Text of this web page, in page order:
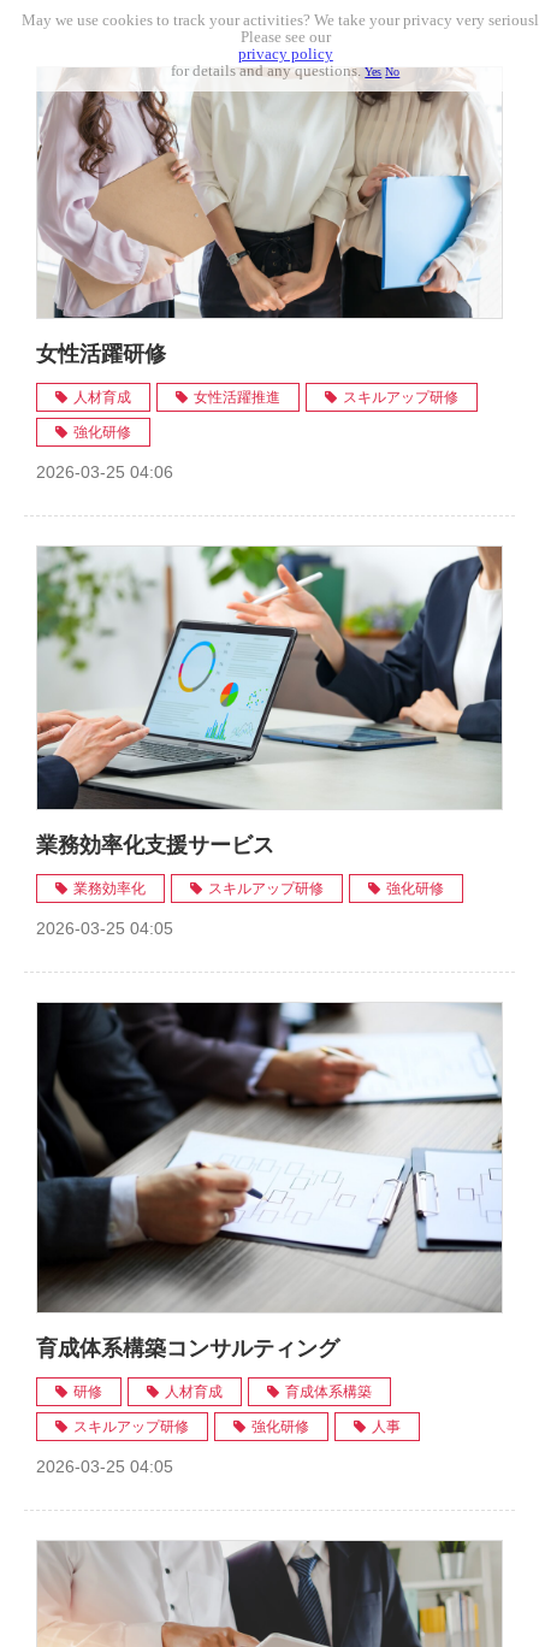
女性活躍研修
人材育成 女性活躍推進 スキルアップ研修
強化研修
2026-03-25 04:06
業務効率化支援サービス
業務効率化 スキルアップ研修 強化研修
2026-03-25 04:05
育成体系構築コンサルティング
研修 人材育成 育成体系構築
スキルアップ研修 強化研修 人事
2026-03-25 04:05
May we use cookies to track your activities? We take your privacy very
Please see our
privacy policy
for details and any questions.Yes No